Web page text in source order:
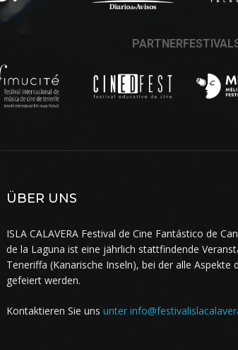
ÜBER UNS
ISLA CALAVERA Festival de Cine Fantástico de
de la Laguna ist eine jährlich stattfindende
Teneriffa (Kanarische Inseln), bei der alle Aspekte
gefeiert werden.
Kontaktieren Sie uns unter